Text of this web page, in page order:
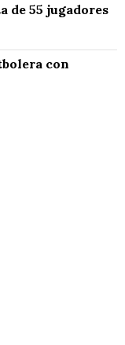
de 55 jugadores
con